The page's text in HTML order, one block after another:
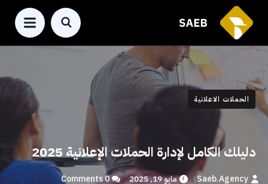
الحملات الاعلانية
دليلك الكامل لإدارة الحملات الإعلانية 2025
Saeb.agency مايو 19, 2025
0 Comments